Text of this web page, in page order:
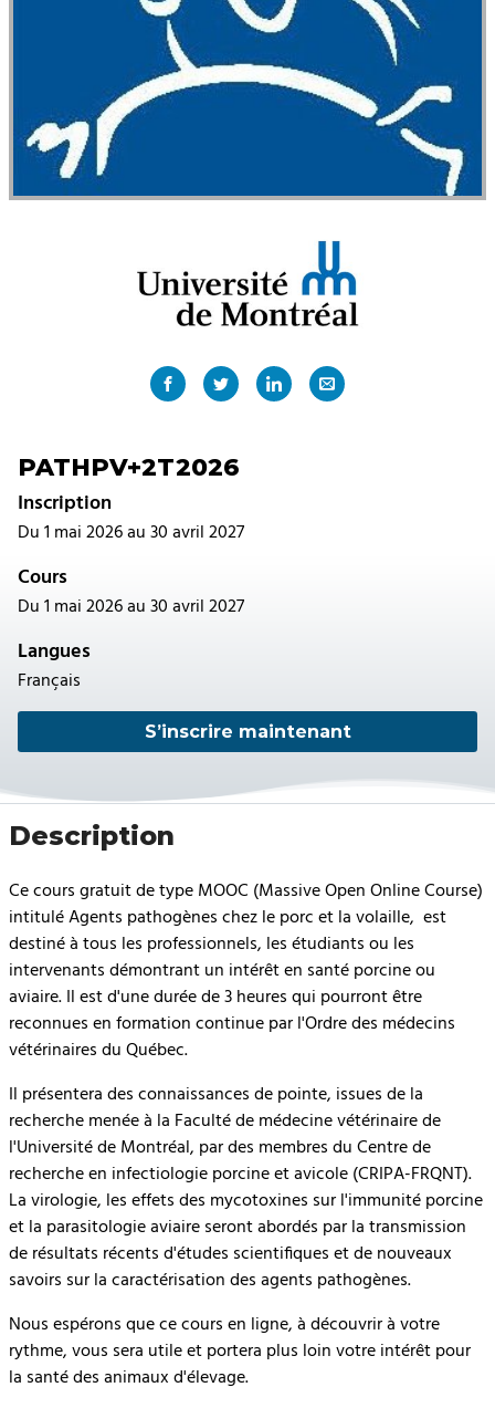
PATHPV+2T2026
Inscription
Du 1 mai 2026 au 30 avril 2027
Cours
Du 1 mai 2026 au 30 avril 2027
Langues
Français
S’inscrire maintenant
Description
Ce cours gratuit de type MOOC (Massive Open Online Course)
intitulé Agents pathogènes chez le porc et la volaille, est
destiné à tous les professionnels, les étudiants ou les
intervenants démontrant un intérêt en santé porcine ou
aviaire. Il est d'une durée de 3 heures qui pourront être
reconnues en formation continue par l'Ordre des médecins
vétérinaires du Québec.
Il présentera des connaissances de pointe, issues de la
recherche menée à la Faculté de médecine vétérinaire de
l'Université de Montréal, par des membres du Centre de
recherche en infectiologie porcine et avicole (CRIPA-FRQNT).
La virologie, les effets des mycotoxines sur l'immunité porcine
et la parasitologie aviaire seront abordés par la transmission
de résultats récents d'études scientifiques et de nouveaux
savoirs sur la caractérisation des agents pathogènes.
Nous espérons que ce cours en ligne, à découvrir à votre
rythme, vous sera utile et portera plus loin votre intérêt pour
la santé des animaux d'élevage.